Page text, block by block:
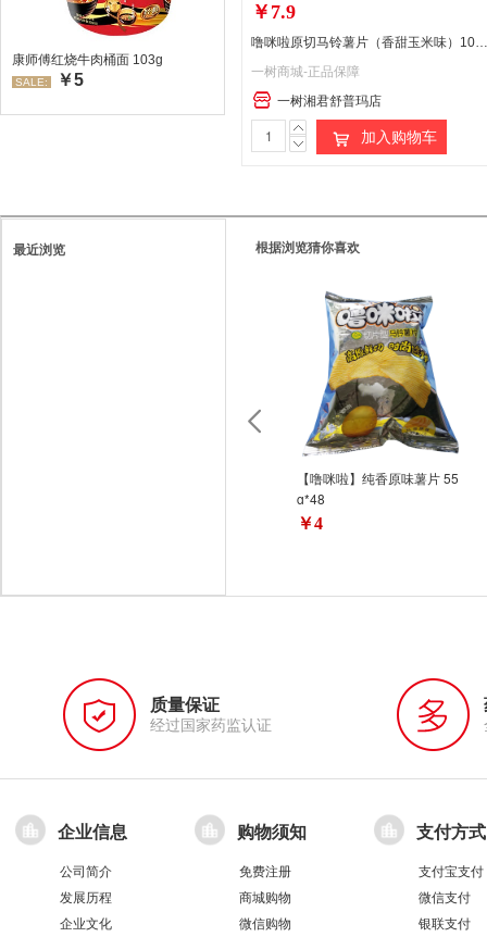
康师傅红烧牛肉桶面 103g
SALE: ￥5
￥7.9
噜咪啦原切马铃薯片（香甜玉米味）100g
一树商城-正品保障
一树湘君舒普玛店
加入购物车
最近浏览 根据浏览猜你喜欢
【噜咪啦】纯香原味薯片 55
g*48
￥4
质量保证
经过国家药监认证
企业信息
公司简介
发展历程
企业文化
购物须知
免费注册
商城购物
微信购物
支付方式
支付宝支付
微信支付
银联支付